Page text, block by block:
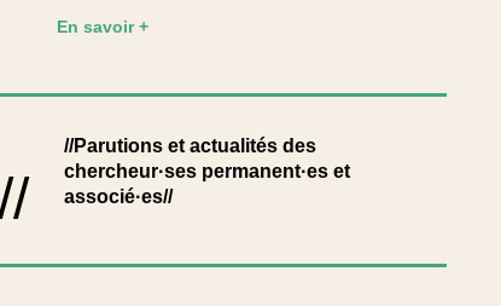
En savoir +
//Parutions et actualités des
chercheur·ses permanent·es et
associé·es//